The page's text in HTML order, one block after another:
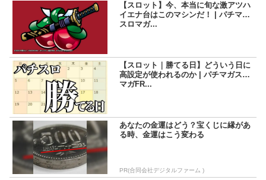
【スロット】今、本当に旬な激アツハ
イエナ台はこのマシンだ！ | パチマガ
スロマガ...
【スロット｜勝てる日】どういう日に
高設定が使われるのか | パチマガスロ
マガFR...
あなたの金運はどう？宝くじに縁があ
る時、金運はこう変わる
PR(合同会社デジタルファーム )